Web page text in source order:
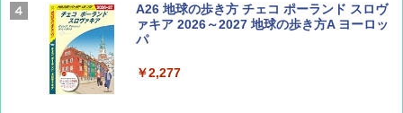
Coyote No.89 特集 星野道夫 夢見る旅
￥1,540
A26 地球の歩き方 チェコ ポーランド スロヴ
ァキア 2026～2027 地球の歩き方A ヨーロッ
パ
￥2,277